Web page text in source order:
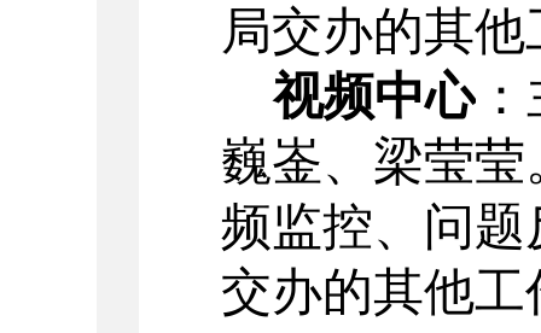
局交办的其他
视频中心：
巍崟、梁莹
频监控、问
交办的其他工